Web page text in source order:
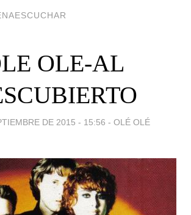
OLE-AL
DE 2015 - 15:56 - OLÉ OLÉ